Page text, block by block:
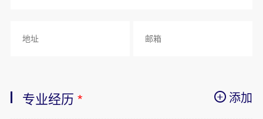
专业经历 * 添加